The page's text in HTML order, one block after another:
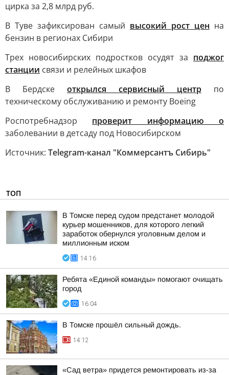
цирка за 2,8 млрд руб.
В Туве зафиксирован самый высокий рост цен на
бензин в регионах Сибири
Трех новосибирских подростков осудят за поджог
станции связи и релейных шкафов
В Бердске открылся сервисный центр по
техническому обслуживанию и ремонту Boeing
Роспотребнадзор проверит информацию о
заболевании в детсаду под Новосибирском
Источник: Telegram-канал "Коммерсантъ Сибирь"
ТОП
В Томске перед судом предстанет молодой
курьер мошенников, для которого легкий
заработок обернулся уголовным делом и
миллионным иском
14:16
Ребята «Единой команды» помогают очищать
город
16:04
В Томске прошёл сильный дождь.
14:12
«Сад ветра» придется ремонтировать из-за